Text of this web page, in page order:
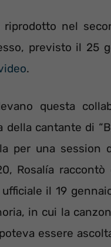
nel
previsto il 25
.
questa
cantante di
per una session
Rosalía
il 19
in cui la
essere